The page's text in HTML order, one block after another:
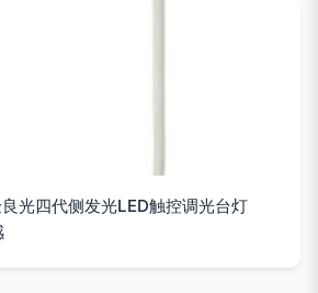
光四代侧发光LED触控调光台灯